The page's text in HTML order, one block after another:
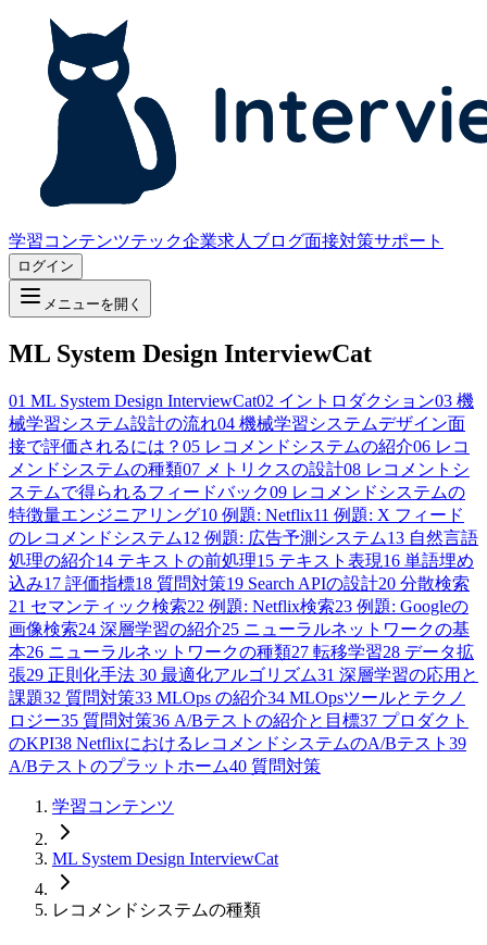
学習コンテンツテック企業求人 ブログ面接対策サポート
ログイン
メニューを開く
ML System Design InterviewCat
01 ML System Design InterviewCat02 イントロダクション03 機
械学習システム設計の流れ04 機械学習システムデザイン面
接で評価されるには？ 05 レコメンドシステムの紹介06 レコ
メンドシステムの種類07 メトリクスの設計08 レコメントシ
ステムで得られるフィードバック09 レコメンドシステムの
特徴量エンジニアリング10 例題: Netflix11 例題: X フィード
のレコメンドシステム12 例題: 広告予測システム13 自然言語
処理の紹介14 テキストの前処理15 テキスト表現16 単語埋め
込み17 評価指標18 質問対策19 Search APIの設計20 分散検索
21 セマンティック検索22 例題: Netflix検索23 例題: Googleの
画像検索24 深層学習の紹介25 ニューラルネットワークの基
本26 ニューラルネットワークの種類27 転移学習28 データ拡
張29 正則化手法 30 最適化アルゴリズム31 深層学習の応用と
課題32 質問対策33 MLOps の紹介34 MLOpsツールとテクノ
ロジー35 質問対策36 A/Bテストの紹介と目標37 プロダクト
のKPI38 NetflixにおけるレコメンドシステムのA/Bテスト 39
A/Bテストのプラットホーム40 質問対策
学習コンテンツ
ML System Design InterviewCat
レコメンドシステムの種類